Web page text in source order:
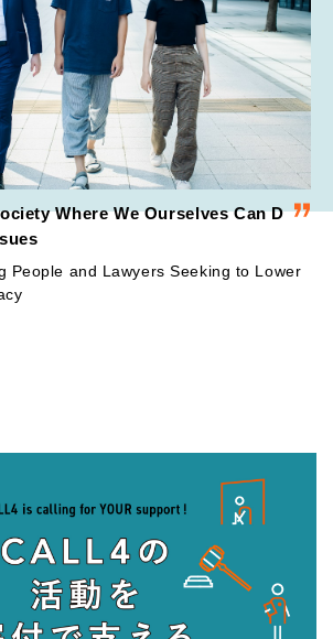
Where We Ourselves Can D
People and Lawyers Seeking to Lower